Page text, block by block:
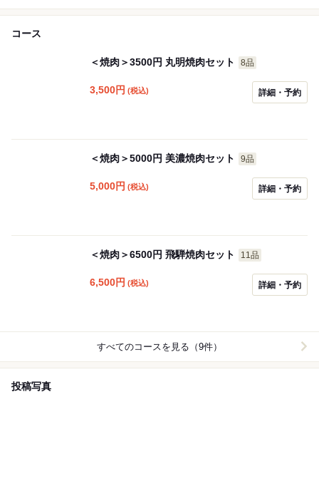
コース
＜焼肉＞3500円 丸明焼肉セット 8品
3,500円 (税込) 詳細・予約
＜焼肉＞5000円 美濃焼肉セット 9品
5,000円 (税込) 詳細・予約
＜焼肉＞6500円 飛騨焼肉セット 11品
6,500円 (税込) 詳細・予約
すべてのコースを見る（9件）
投稿写真